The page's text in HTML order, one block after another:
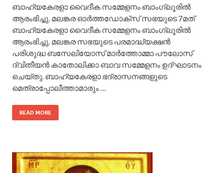
ബാഹ്യകേരളാ വൈദീക സമ്മേളനം ബാംഗ്ലൂരിൽ
ആരംഭിച്ചു. മലങ്കര ഓർത്തഡോക്സ് സഭയുടെ 7മത്
ബാഹ്യകേരളാ വൈദീക സമ്മേളനം ബാംഗ്ലൂരിൽ
ആരംഭിച്ചു. മലങ്കര സഭയുടെ പരമാദ്ധ്യക്ഷൻ
പരിശുദ്ധ ബസേലിയോസ് മാർത്തോമ്മാ പൗലോസ്
ദ്വിതീയൻ കാതോലിക്കാ ബാവ സമ്മേളനം ഉദ്ഘാടനം
ചെയ്തു. ബാഹ്യകേരളാ ഭദ്രാസനങ്ങളുടെ
മെത്രാപ്പോലീത്താമാരും …
READ MORE